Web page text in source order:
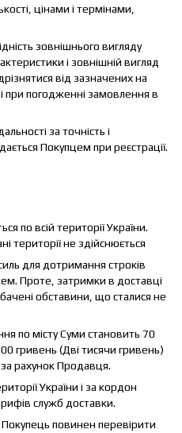
цінами і термінами,
зовнішнього вигляду
і зовнішній вигляд
від зазначених на
при погодженні замовлення в
за точність і
Покупцем при реєстрації.
по всій території України.
території не здійснюється
для дотримання строків
Проте, затримки в доставці
обставини, що сталися не
по місту Суми становить 70
гривень (Дві тисячи гривень)
за рахунок Продавця.
України і за кордон
служб доставки.
повинен перевірити